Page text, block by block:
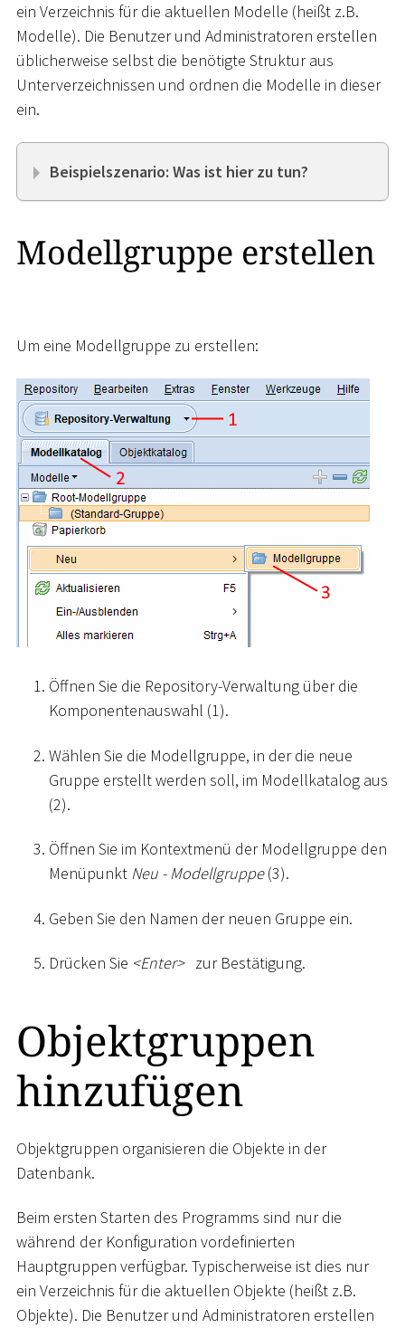
ein Verzeichnis für die aktuellen Modelle (heißt z.B.
Modelle). Die Benutzer und Administratoren erstellen
üblicherweise selbst die benötigte Struktur aus
Unterverzeichnissen und ordnen die Modelle in dieser
ein.
Beispielszenario: Was ist hier zu tun?
Modellgruppe erstellen
Um eine Modellgruppe zu erstellen:
Öffnen Sie die Repository-Verwaltung über die
Komponentenauswahl (1).
Wählen Sie die Modellgruppe, in der die neue
Gruppe erstellt werden soll, im Modellkatalog aus
(2).
Öffnen Sie im Kontextmenü der Modellgruppe den
Menüpunkt Neu - Modellgruppe(3).
Geben Sie den Namen der neuen Gruppe ein.
Drücken Sie <Enter> zur Bestätigung.
Objektgruppen
hinzufügen
Objektgruppen organisieren die Objekte in der
Datenbank.
Beim ersten Starten des Programms sind nur die
während der Konfiguration vordefinierten
Hauptgruppen verfügbar. Typischerweise ist dies nur
ein Verzeichnis für die aktuellen Objekte (heißt z.B.
Objekte). Die Benutzer und Administratoren erstellen